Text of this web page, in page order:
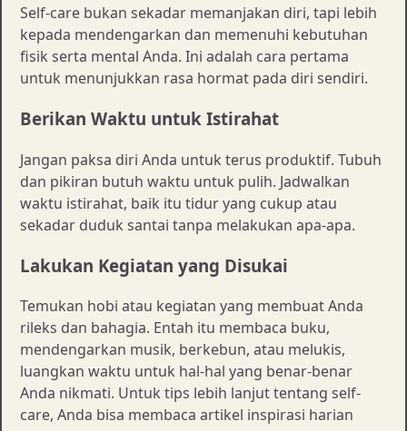
Self-care bukan sekadar memanjakan diri, tapi lebih
kepada mendengarkan dan memenuhi kebutuhan
fisik serta mental Anda. Ini adalah cara pertama
untuk menunjukkan rasa hormat pada diri sendiri.
Berikan Waktu untuk Istirahat
Jangan paksa diri Anda untuk terus produktif. Tubuh
dan pikiran butuh waktu untuk pulih. Jadwalkan
waktu istirahat, baik itu tidur yang cukup atau
sekadar duduk santai tanpa melakukan apa-apa.
Lakukan Kegiatan yang Disukai
Temukan hobi atau kegiatan yang membuat Anda
rileks dan bahagia. Entah itu membaca buku,
mendengarkan musik, berkebun, atau melukis,
luangkan waktu untuk hal-hal yang benar-benar
Anda nikmati. Untuk tips lebih lanjut tentang self-
care, Anda bisa membaca artikel inspirasi harian